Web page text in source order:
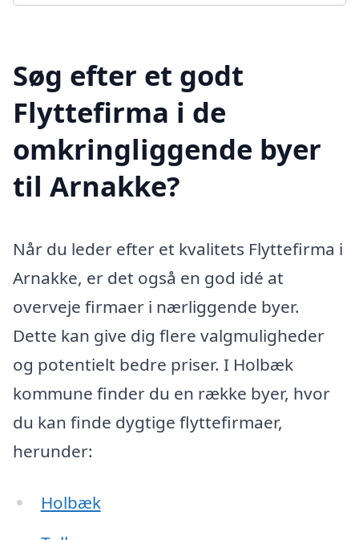
Søg efter et godt
Flyttefirma i de
omkringliggende byer
til Arnakke?
Når du leder efter et kvalitets Flyttefirma i
Arnakke, er det også en god idé at
overveje firmaer i nærliggende byer.
Dette kan give dig flere valgmuligheder
og potentielt bedre priser. I Holbæk
kommune finder du en række byer, hvor
du kan finde dygtige flyttefirmaer,
herunder:
Holbæk